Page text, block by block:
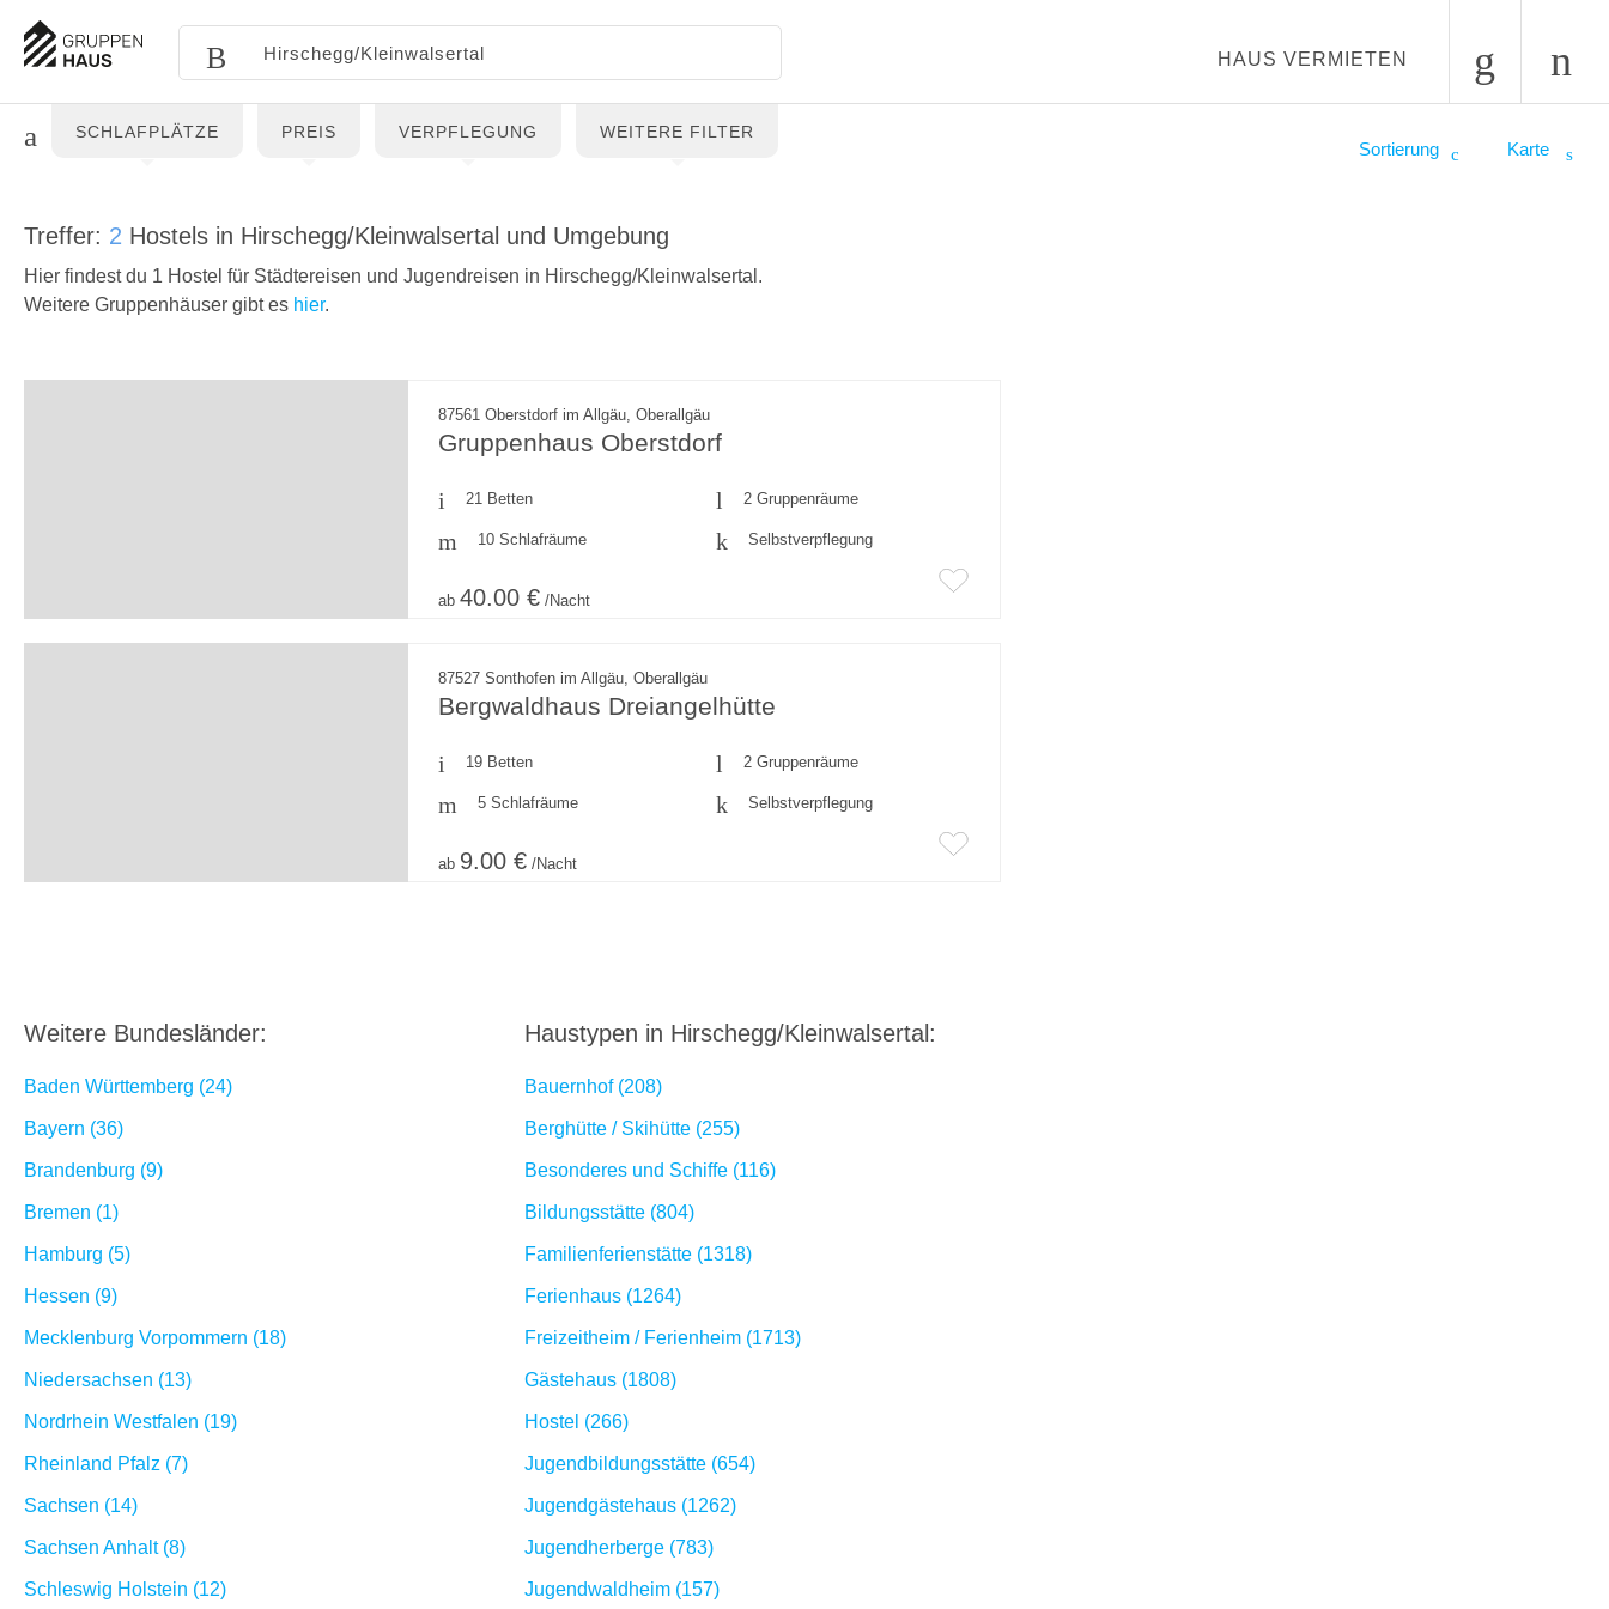
HAUS VERMIETEN
SCHLAFPLÄTZE PREIS VERPFLEGUNG WEITERE FILTER
Karte
Sortierung
Treffer: 2 Hostels in Hirschegg/Kleinwalsertal und Umgebung
Hier findest du 1 Hostel für Städtereisen und Jugendreisen in Hirschegg/Kleinwalsertal.
Weitere Gruppenhäuser gibt es hier.
87561 Oberstdorf im Allgäu, Oberallgäu
Gruppenhaus Oberstdorf
21 Betten 2 Gruppenräume
10 Schlafräume Selbstverpflegung
ab 40.00 € /Nacht
87527 Sonthofen im Allgäu, Oberallgäu
Bergwaldhaus Dreiangelhütte
19 Betten 2 Gruppenräume
5 Schlafräume Selbstverpflegung
ab 9.00 € /Nacht
Weitere Bundesländer:
Baden Württemberg (24)
Bayern (36)
Brandenburg (9)
Bremen (1)
Hamburg (5)
Hessen (9)
Mecklenburg Vorpommern (18)
Niedersachsen (13)
Nordrhein Westfalen (19)
Rheinland Pfalz (7)
Sachsen (14)
Sachsen Anhalt (8)
Schleswig Holstein (12)
Haustypen in Hirschegg/Kleinwalsertal:
Bauernhof (208)
Berghütte / Skihütte (255)
Besonderes und Schiffe (116)
Bildungsstätte (804)
Familienferienstätte (1318)
Ferienhaus (1264)
Freizeitheim / Ferienheim (1713)
Gästehaus (1808)
Hostel (266)
Jugendbildungsstätte (654)
Jugendgästehaus (1262)
Jugendherberge (783)
Jugendwaldheim (157)